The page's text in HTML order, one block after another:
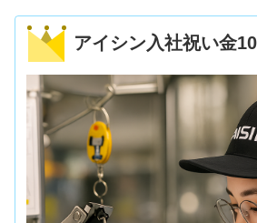
アイシン入社祝い金